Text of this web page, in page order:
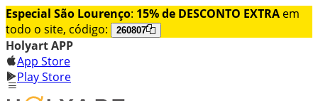
Especial São Lourenço: 15% de DESCONTO EXTRA em
todo o site, código:
260807
Holyart APP
App Store
Play Store